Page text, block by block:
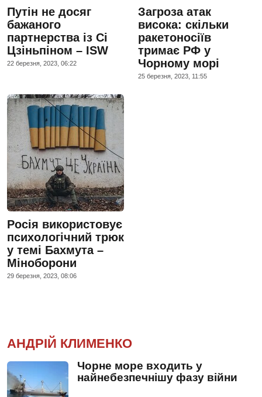
Путін не досяг
бажаного
партнерства із Сі
Цзіньпіном – ISW
22 березня, 2023, 06:22
Загроза атак
висока: скільки
ракетоносіїв
тримає РФ у
Чорному морі
25 березня, 2023, 11:55
Росія використовує
психологічний трюк
у темі Бахмута –
Міноборони
29 березня, 2023, 08:06
АНДРІЙ КЛИМЕНКО
Чорне море входить у
найнебезпечнішу фазу війни